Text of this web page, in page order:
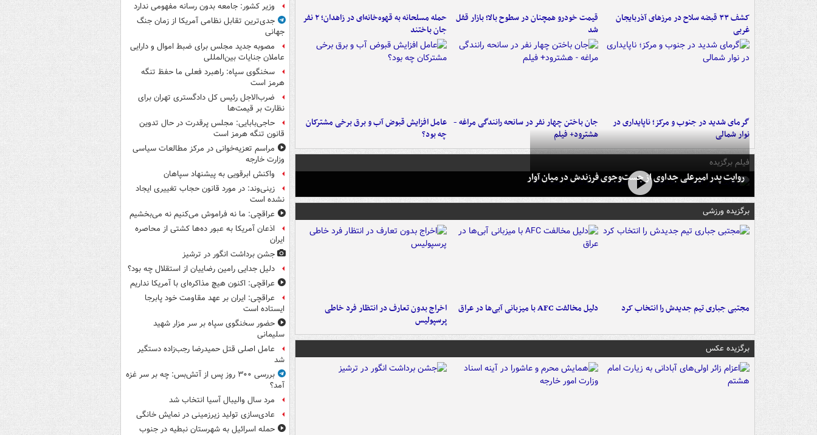
کشف ۳۳ قبضه سلاح در مرزهای آذربایجان
غربی
قیمت خودرو همچنان در سطوح بالا؛ بازار قفل
شد
حمله مسلحانه به قهوه‌خانه‌ای در زاهدان؛ ۲ نفر
جان باختند
گرمای شدید در جنوب و مرکز؛ ناپایداری در
نوار شمالی
جان باختن چهار نفر در سانحه رانندگی مراغه -
هشترود+ فیلم
عامل افزایش قبوض آب و برق برخی مشترکان
چه بود؟
فیلم برگزیده
روایت پدر امیرعلی جداوی از جست‌وجوی فرزندش در میان آوار
برگزیده ورزشی
مجتبی جباری تیم جدیدش را انتخاب کرد دلیل مخالفت AFC با میزبانی آبی‌ها در عراق
اخراج بدون تعارف در انتظار فرد خاطی
پرسپولیس
برگزیده عکس
وزیر کشور: جامعه بدون رسانه مفهومی ندارد
جدی‌ترین تقابل نظامی آمریکا از زمان جنگ
جهانی
مصوبه جدید مجلس برای ضبط اموال و دارایی
عاملان جنایات بین‌المللی
سخنگوی سپاه: راهبرد فعلی ما حفظ تنگه
هرمز است
ضرب‌الاجل رئیس کل دادگستری تهران برای
نظارت بر قیمت‌ها
حاجی‌بابایی: مجلس پرقدرت در حال تدوین
قانون تنگه هرمز است
مراسم تعزیه‌خوانی در مرکز مطالعات سیاسی
وزارت خارجه
واکنش ابرقویی به پیشنهاد سپاهان
زینی‌وند: در مورد قانون حجاب تغییری ایجاد
نشده است
عراقچی: ما نه فراموش می‌کنیم نه می‌بخشیم
اذعان آمریکا به عبور ده‌ها کشتی از محاصره
ایران
جشن برداشت انگور در ترشیز
دلیل جدایی رامین رضاییان از استقلال چه بود؟
عراقچی: اکنون هیچ مذاکره‌ای با آمریکا نداریم
عراقچی: ایران بر عهد مقاومت خود پابرجا
ایستاده است
حضور سخنگوی سپاه بر سر مزار شهید
سلیمانی
عامل اصلی قتل حمیدرضا رجب‌زاده دستگیر
شد
بررسی ۳۰۰ روز پس از آتش‌بس: چه بر سر غزه
آمد؟
مرد سال والیبال آسیا انتخاب شد
عادی‌سازی تولید زیرزمینی در نمایش خانگی
حمله اسرائیل به شهرستان نبطیه در جنوب